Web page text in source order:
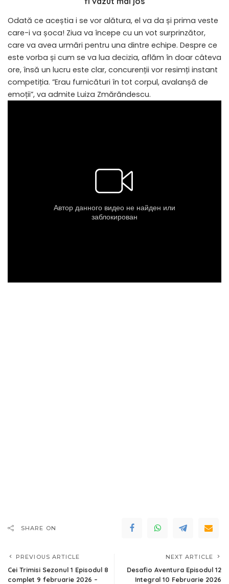
Odată ce aceștia i se vor alătura, el va da și prima veste
care-i va șoca! Ziua va începe cu un vot surprinzător,
care va avea urmări pentru una dintre echipe. Despre ce
este vorba și cum se va lua decizia, aflăm în doar câteva
ore, însă un lucru este clar, concurenții vor resimți instant
competiția. ”Erau furnicături în tot corpul, avalanșă de
emoții”, va admite Luiza Zmărăndescu.
SHARE ON
PREVIOUS ARTICLE
Cei Trimisi Sezonul 1 Episodul 8
complet 9 februarie 2026 –
NEXT ARTICLE
Desafio Aventura Episodul 12
Integral 10 Februarie 2026